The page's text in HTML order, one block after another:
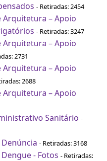
- Retiradas: 2454
Arquitetura – Apoio
- Retiradas: 3247
Arquitetura – Apoio
2731
Arquitetura – Apoio
2688
Arquitetura – Apoio
Sanitário -
- Retiradas: 3168
- Fotos - Retiradas: